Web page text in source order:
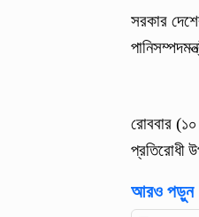
সরকার
রোববার (১০
প্রতিরোধী
আরও পড়ুন